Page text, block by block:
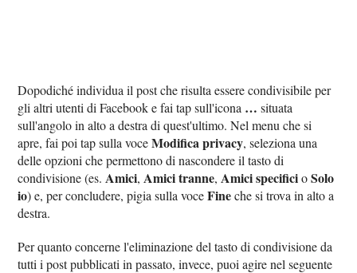
Dopodiché individua il post che risulta essere condivisibile per
gli altri utenti di Facebook e fai tap sull'icona … situata
sull'angolo in alto a destra di quest'ultimo. Nel menu che si
apre, fai poi tap sulla voceModifica privacy, seleziona una
delle opzioni che permettono di nascondere il tasto di
condivisione (es. Amici, Amici tranne, Amici specificioSolo
io) e, per concludere, pigia sulla voceFineche si trova in alto a
destra.
Per quanto concerne l'eliminazione del tasto di condivisione da
tutti i post pubblicati in passato, invece, puoi agire nel seguente